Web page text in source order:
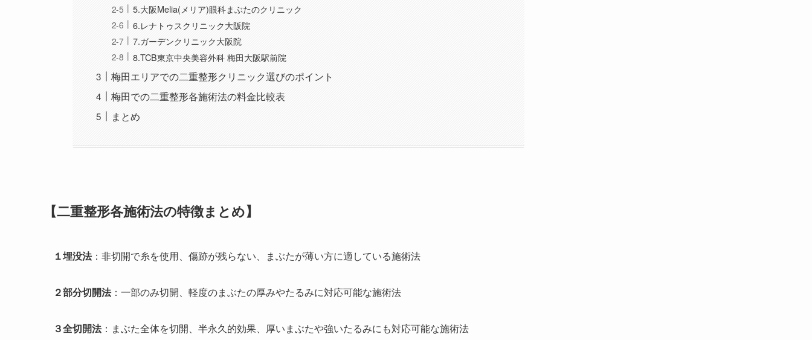
5.大阪Melia(メリア)眼科まぶたのクリニック
6.レナトゥスクリニック大阪院
7.ガーデンクリニック大阪院
8.TCB東京中央美容外科 梅田大阪駅前院
梅田エリアでの二重整形クリニック選びのポイント
梅田での二重整形各施術法の料金比較表
まとめ
【二重整形各施術法の特徴まとめ】
１埋没法：非切開で糸を使用、傷跡が残らない、まぶたが薄い方に適している施術法
２部分切開法：一部のみ切開、軽度のまぶたの厚みやたるみに対応可能な施術法
３全切開法：まぶた全体を切開、半永久的効果、厚いまぶたや強いたるみにも対応可能な施術法